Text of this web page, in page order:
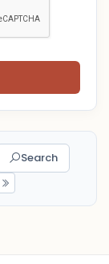
Search